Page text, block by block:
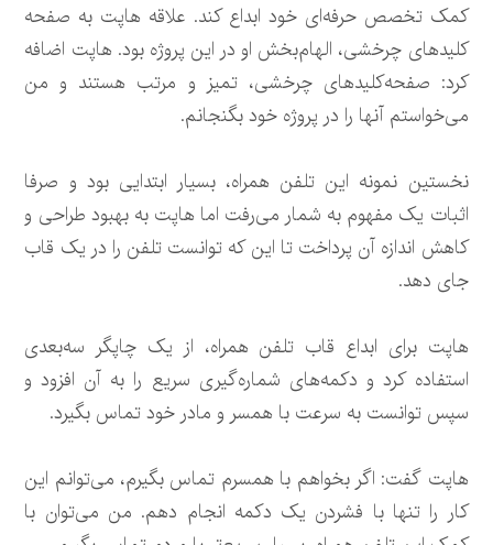
کمک تخصص حرفه‌ای خود ابداع کند. علاقه هاپت به صفحه
کلیدهای چرخشی، الهام‌بخش او در این پروژه بود. هاپت اضافه
کرد: صفحه‌کلیدهای چرخشی، تمیز و مرتب هستند و من
می‌خواستم آنها را در پروژه خود بگنجانم.
نخستین نمونه این تلفن همراه، بسیار ابتدایی بود و صرفا
اثبات یک مفهوم به شمار می‌رفت اما هاپت به بهبود طراحی و
کاهش اندازه آن پرداخت تا این که توانست تلفن را در یک قاب
جای دهد.
هاپت برای ابداع قاب تلفن همراه، از یک چاپگر سه‌بعدی
استفاده کرد و دکمه‌های شماره‌گیری سریع را به آن افزود و
سپس توانست به سرعت با همسر و مادر خود تماس بگیرد.
هاپت گفت: اگر بخواهم با همسرم تماس بگیرم، می‌توانم این
کار را تنها با فشردن یک دکمه انجام دهم. من می‌توان با